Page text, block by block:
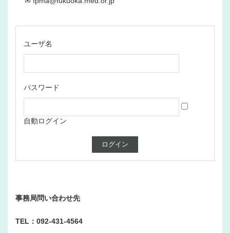
ユーザ名
パスワード
自動ログイン
事務局問い合わせ先
TEL：092-431-4564